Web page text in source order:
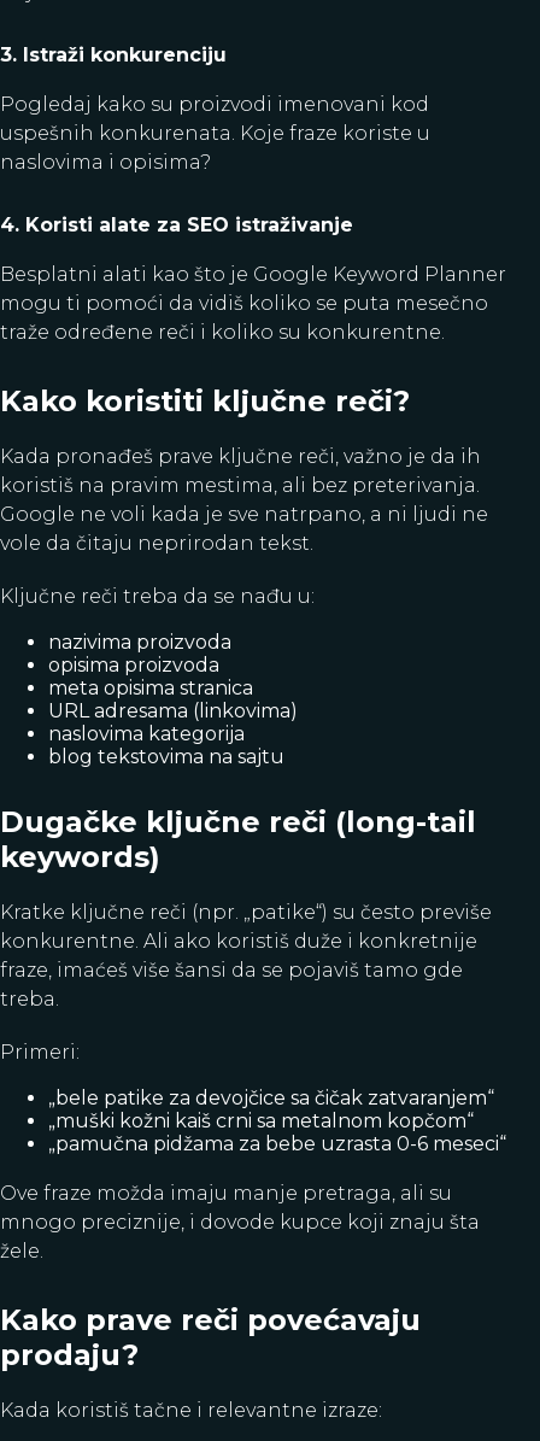
3. Istraži konkurenciju
Pogledaj kako su proizvodi imenovani kod
uspešnih konkurenata. Koje fraze koriste u
naslovima i opisima?
4. Koristi alate za SEO istraživanje
Besplatni alati kao što je Google Keyword Planner
mogu ti pomoći da vidiš koliko se puta mesečno
traže određene reči i koliko su konkurentne.
Kako koristiti ključne reči?
Kada pronađeš prave ključne reči, važno je da ih
koristiš na pravim mestima, ali bez preterivanja.
Google ne voli kada je sve natrpano, a ni ljudi ne
vole da čitaju neprirodan tekst.
Ključne reči treba da se nađu u:
nazivima proizvoda
opisima proizvoda
meta opisima stranica
URL adresama (linkovima)
naslovima kategorija
blog tekstovima na sajtu
Dugačke ključne reči (long-tail
keywords)
Kratke ključne reči (npr. „patike“) su često previše
konkurentne. Ali ako koristiš duže i konkretnije
fraze, imaćeš više šansi da se pojaviš tamo gde
treba.
Primeri:
„bele patike za devojčice sa čičak zatvaranjem“
„muški kožni kaiš crni sa metalnom kopčom“
„pamučna pidžama za bebe uzrasta 0-6 meseci“
Ove fraze možda imaju manje pretraga, ali su
mnogo preciznije, i dovode kupce koji znaju šta
žele.
Kako prave reči povećavaju
prodaju?
Kada koristiš tačne i relevantne izraze: